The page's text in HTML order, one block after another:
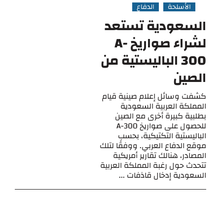
الأسلحة الدفاع
السعودية تستعد
لشراء صواريخ A-
300 الباليستية من
الصين
كشفت وسائل إعلام صينية قيام
المملكة العربية السعودية
بطلبية كبيرة أخرى مع الصين
للحصول على صواريخ A-300
الباليستية التكتيكية، بحسب
موقع الدفاع العربي. ووفقًا لتلك
المصادر، هنالك تقارير أمريكية
تتحدث حول رغبة المملكة العربية
السعودية إدخال قاذفات ...